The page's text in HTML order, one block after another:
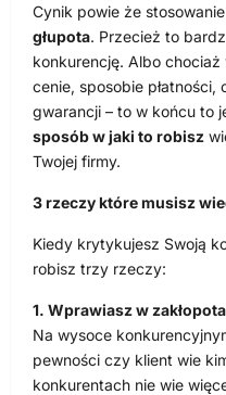
Cynik powie że
głupota. Przecież to
konkurencję. Albo
cenie, sposobie
gwarancji – to w końcu to
sposób w jaki to robisz
Twojej firmy.
3 rzeczy które musisz
Kiedy krytykujesz Swoją
robisz trzy rzeczy:
1. Wprawiasz w
Na wysoce
pewności czy klient wie
konkurentach nie wie